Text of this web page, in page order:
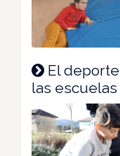
El
las